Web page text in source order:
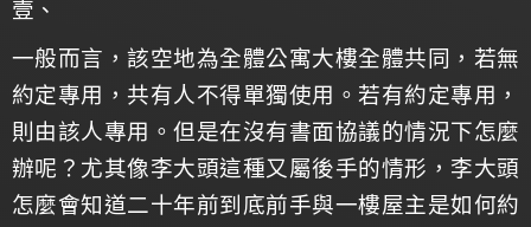
壹、
一般而言，該空地為全體公寓大樓全體共同，若無
約定專用，共有人不得單獨使用。若有約定專用，
則由該人專用。但是在沒有書面協議的情況下怎麼
辦呢？尤其像李大頭這種又屬後手的情形，李大頭
怎麼會知道二十年前到底前手與一樓屋主是如何約